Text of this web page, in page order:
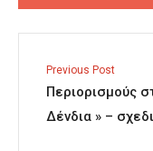
Previous Post
Περιορισμούς
Δένδια » –